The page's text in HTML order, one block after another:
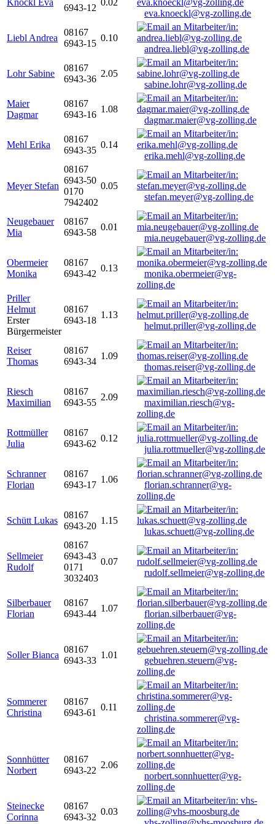
Knöckl Eva
6943-12
0.02
eva.knoeckl@vg-zolling.de
Liebl Andrea
08167
6943-15
0.10
andrea.liebl@vg-zolling.de
Lohr Sabine
08167
6943-36
2.05
sabine.lohr@vg-zolling.de
Maier
Dagmar
08167
6943-16
1.08
dagmar.maier@vg-zolling.de
Mehl Erika
08167
6943-35
0.14
erika.mehl@vg-zolling.de
Meyer Stefan
08167
6943-50
0170
7942402
0.05
stefan.meyer@vg-zolling.de
Neugebauer
Mia
08167
6943-58
0.01
mia.neugebauer@vg-zolling.de
Obermeier
Monika
08167
6943-42
0.13
monika.obermeier@vg-
zolling.de
Priller
Helmut
Erster
Bürgermeister
08167
6943-18
1.13
helmut.priller@vg-zolling.de
Reiser
Thomas
08167
6943-34
1.09
thomas.reiser@vg-zolling.de
Riesch
Maximilian
08167
6943-55
2.09
maximilian.riesch@vg-
zolling.de
Rottmüller
Julia
08167
6943-62
0.12
julia.rottmueller@vg-zolling.de
Schranner
Florian
08167
6943-17
1.06
florian.schranner@vg-
zolling.de
Schütt Lukas
08167
6943-20
1.15
lukas.schuett@vg-zolling.de
Sellmeier
Rudolf
08167
6943-43
0171
3032403
0.07
rudolf.sellmeier@vg-zolling.de
Silberbauer
Florian
08167
6943-44
1.07
florian.silberbauer@vg-
zolling.de
Soller Bianca
08167
6943-33
1.01
gebuehren.steuern@vg-
zolling.de
Sommerer
Christina
08167
6943-61
0.11
christina.sommerer@vg-
zolling.de
Sonnhütter
Norbert
08167
6943-22
2.06
norbert.sonnhuetter@vg-
zolling.de
Steinecke
Corinna
08167
6943-32
0.03